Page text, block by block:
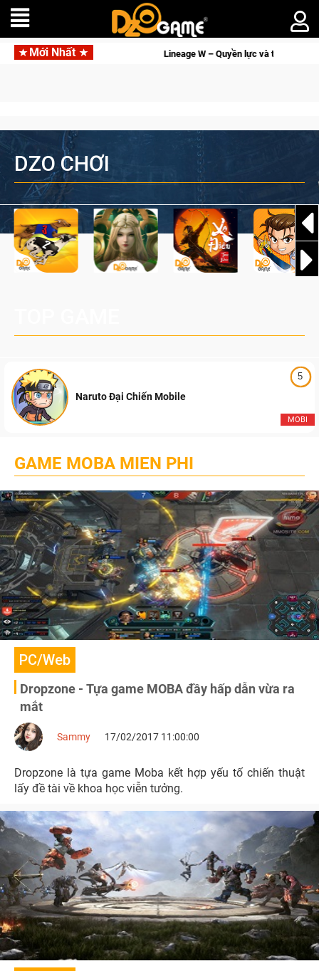
Mới Nhất
lực và tài phú sẽ về tay kẻ đoạt được Vương Quyền thành Kent sắp tới!
DZO CHƠI
5
MOBI
Naruto Đại Chiến Mobile
GAME MOBA MIEN PHI
PC/Web
Dropzone - Tựa game MOBA đầy hấp dẫn vừa ra
mắt
Sammy 17/02/2017 11:00:00
Dropzone là tựa game Moba kết hợp yếu tố chiến thuật
lấy đề tài về khoa học viễn tưởng.